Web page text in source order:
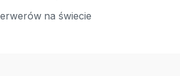
na świecie